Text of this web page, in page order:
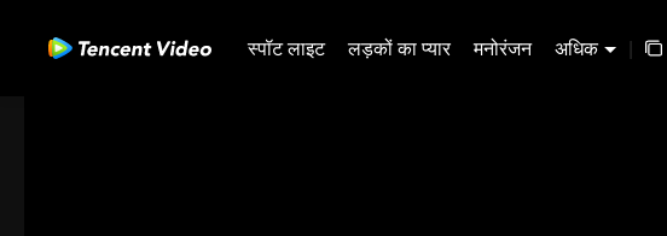
स्पॉट लाइट लड़कों का प्यार मनोरंजन अधिक |